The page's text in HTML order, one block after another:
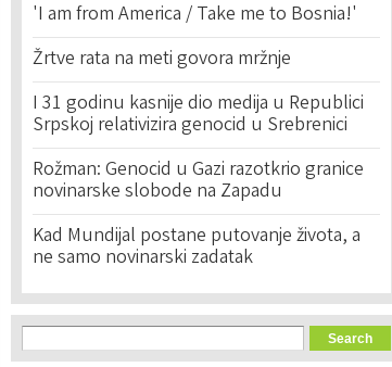
'I am from America / Take me to Bosnia!'
Žrtve rata na meti govora mržnje
I 31 godinu kasnije dio medija u Republici
Srpskoj relativizira genocid u Srebrenici
Rožman: Genocid u Gazi razotkrio granice
novinarske slobode na Zapadu
Kad Mundijal postane putovanje života, a
ne samo novinarski zadatak
Search form
Search